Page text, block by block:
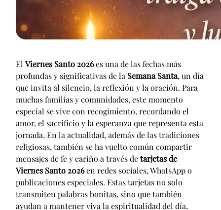
El Viernes Santo 2026es una de las fechas más
profundas y significativas de la Semana Santa, un día
que invita al silencio, la reflexión y la oración. Para
muchas familias y comunidades, este momento
especial se vive con recogimiento, recordando el
amor, el sacrificio y la esperanza que representa esta
jornada. En la actualidad, además de las tradiciones
religiosas, también se ha vuelto común compartir
mensajes de fe y cariño a través detarjetas de
Viernes Santo 2026en redes sociales, WhatsApp o
publicaciones especiales. Estas tarjetas no solo
transmiten palabras bonitas, sino que también
ayudan a mantener viva la espiritualidad del día,